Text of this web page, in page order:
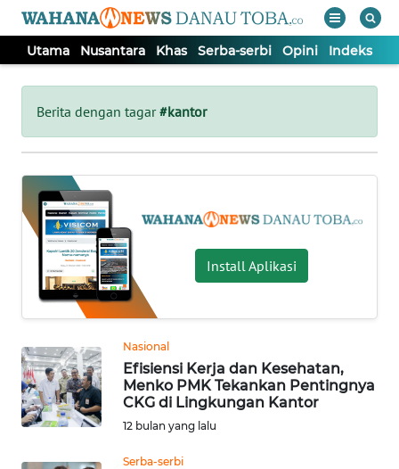
Utama Nusantara Khas Serba-serbi Opini Indeks
Berita dengan tagar#kantor
Install Aplikasi
Nasional
Efisiensi Kerja dan Kesehatan,
Menko PMK Tekankan Pentingnya
CKG di Lingkungan Kantor
12 bulan yang lalu
Serba-serbi
Tutup
UTAMA
NUSANTARA
KHAS
SERBA-
SERBI
OPINI
Informasi
INDEKS